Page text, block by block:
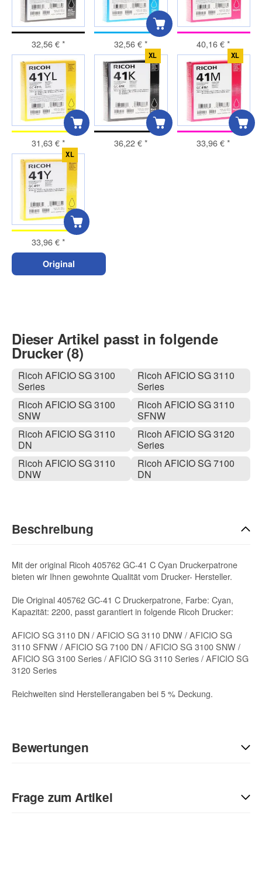
32,56 €* 32,56 €* 40,16 €*
31,63 €*
XL
36,22 €*
XL
33,96 €*
XL
33,96 €*
Original
Dieser Artikel passt in folgende
Drucker (8)
Ricoh AFICIO SG 3100
Series
Ricoh AFICIO SG 3100
SNW
Ricoh AFICIO SG 3110
DN
Ricoh AFICIO SG 3110
DNW
Ricoh AFICIO SG 3110
Series
Ricoh AFICIO SG 3110
SFNW
Ricoh AFICIO SG 3120
Series
Ricoh AFICIO SG 7100
DN
Beschreibung
Mit der original Ricoh 405762 GC-41 C Cyan Druckerpatrone
bieten wir Ihnen gewohnte Qualität vom Drucker- Hersteller.
Die Original 405762 GC-41 C Druckerpatrone, Farbe: Cyan,
Kapazität: 2200, passt garantiert in folgende Ricoh Drucker:
AFICIO SG 3110 DN / AFICIO SG 3110 DNW / AFICIO SG
3110 SFNW / AFICIO SG 7100 DN / AFICIO SG 3100 SNW /
AFICIO SG 3100 Series / AFICIO SG 3110 Series / AFICIO SG
3120 Series
Reichweiten sind Herstellerangaben bei 5 % Deckung.
Bewertungen
Sie Anderen bei der Kaufentscheidung:
Frage zum Artikel